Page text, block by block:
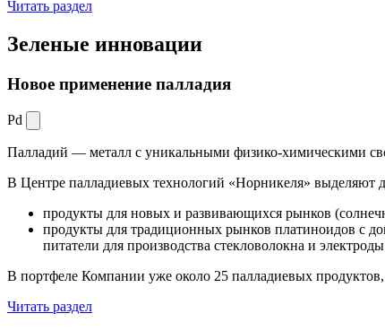
Читать раздел
Зеленые инновации
Новое применение палладия
Pd
Палладий — металл с уникальными физико-химическими
В Центре палладиевых технологий «Норникеля» выделяют
продукты для новых и развивающихся рынков
продукты для традиционных рынков платиноидов с
питатели для производства стекловолокна и
В портфеле Компании уже около 25 палладиевых
Читать раздел